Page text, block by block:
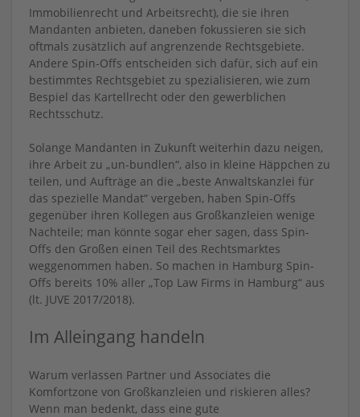
Immobilienrecht und Arbeitsrecht), die sie ihren
Mandanten anbieten, daneben fokussieren sie sich
oftmals zusätzlich auf angrenzende Rechtsgebiete.
Andere Spin-Offs entscheiden sich dafür, sich auf ein
bestimmtes Rechtsgebiet zu spezialisieren, wie zum
Bespiel das Kartellrecht oder den gewerblichen
Rechtsschutz.
Solange Mandanten in Zukunft weiterhin dazu neigen,
ihre Arbeit zu „un-bundlen“, also in kleine Häppchen zu
teilen, und Aufträge an die „beste Anwaltskanzlei für
das spezielle Mandat“ vergeben, haben Spin-Offs
gegenüber ihren Kollegen aus Großkanzleien wenige
Nachteile; man könnte sogar eher sagen, dass Spin-
Offs den Großen einen Teil des Rechtsmarktes
weggenommen haben. So machen in Hamburg Spin-
Offs bereits 10% aller „Top Law Firms in Hamburg“ aus
(lt. JUVE 2017/2018).
Im Alleingang handeln
Warum verlassen Partner und Associates die
Komfortzone von Großkanzleien und riskieren alles?
Wenn man bedenkt, dass eine gute